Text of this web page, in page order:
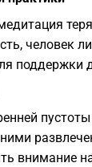
человек
поддержки
внимание